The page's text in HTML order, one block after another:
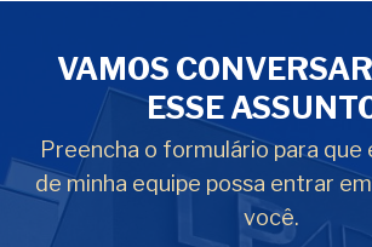
VAMOS
ESSE
Preencha o formulário para que
de minha equipe possa entrar
você.